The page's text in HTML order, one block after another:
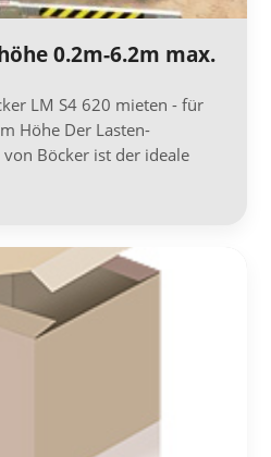
0.2m-6.2m max.
LM S4 620 mieten - für
Höhe Der Lasten-
Böcker ist der ideale